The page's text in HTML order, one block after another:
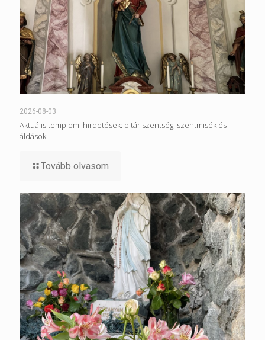
2026-08-03
Aktuális templomi hirdetések: oltáriszentség, szentmisék és
áldások
Tovább olvasom